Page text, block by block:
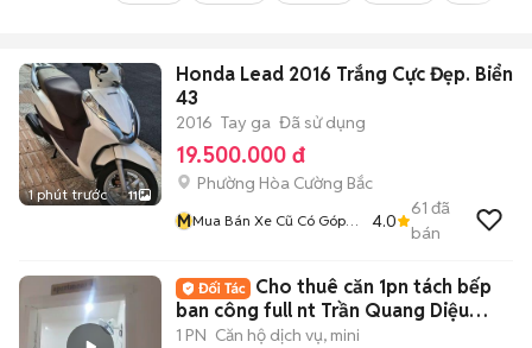
1 phút trước 11
Honda Lead 2016 Trắng Cực Đẹp. Biển
43
2016 Tay ga Đã sử dụng
19.500.000 đ
Phường Hòa Cường Bắc
MMua Bán Xe Cũ Có Góp
4.0
61 đã
bán
Cho thuê căn 1pn tách bếp
ban công full nt Trần Quang Diệu
Hoàng Sa Q3
1 PN Căn hộ dịch vụ, mini